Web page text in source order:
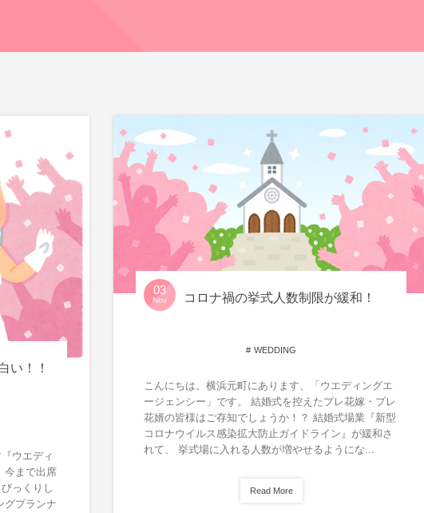
い！！
ウエディ
今まで出席
っくりし
グプランナ
03
Nov コロナ禍の挙式人数制限が緩和！
WEDDING
こんにちは。横浜元町にあります、「ウエディングエ
ージェンシー」です。 結婚式を控えたプレ花嫁・プレ
花婿の皆様はご存知でしょうか！？ 結婚式場業『新型
コロナウイルス感染拡大防止ガイドライン』が緩和さ
れて、 挙式場に入れる人数が増やせるようにな...
Read More